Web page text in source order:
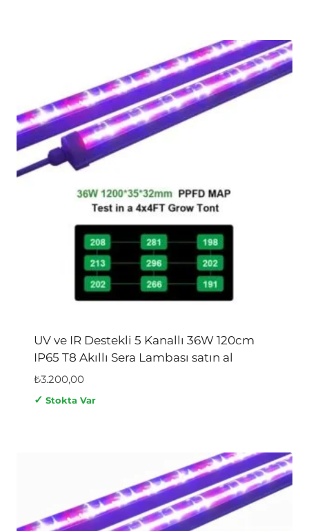
UV ve IR Destekli 5 Kanallı 36W 120cm
IP65 T8 Akıllı Sera Lambası satın al
₺3.200,00
✓ Stokta Var